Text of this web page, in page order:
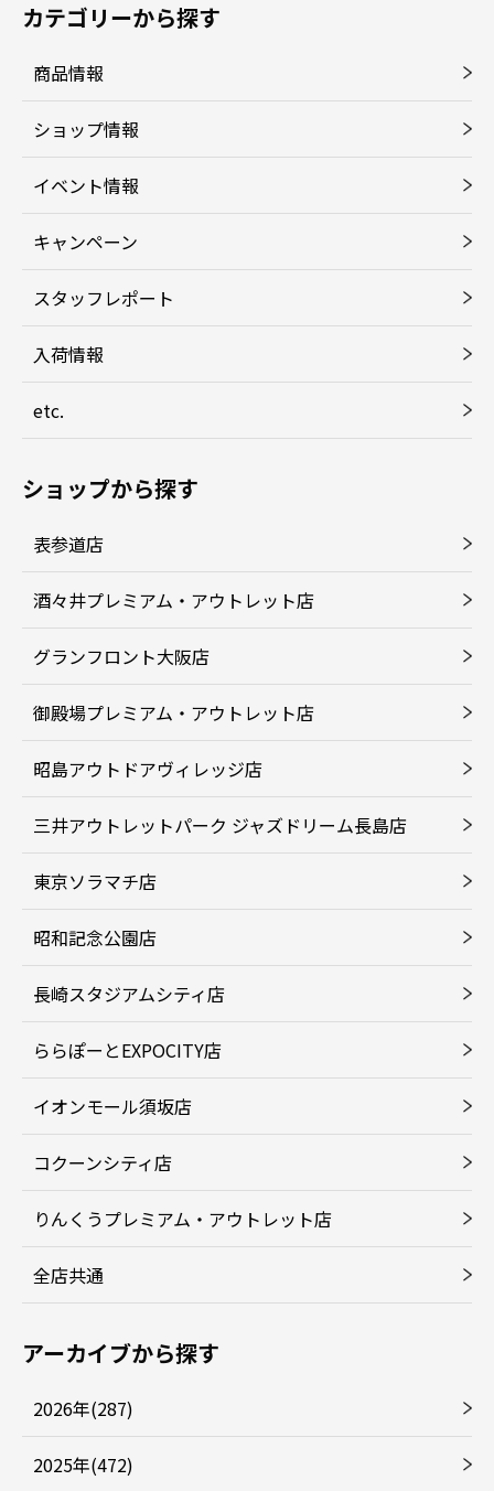
カテゴリーから探す
商品情報
ショップ情報
イベント情報
キャンペーン
スタッフレポート
入荷情報
etc.
ショップから探す
表参道店
酒々井プレミアム・アウトレット店
グランフロント大阪店
御殿場プレミアム・アウトレット店
昭島アウトドアヴィレッジ店
三井アウトレットパーク ジャズドリーム長島店
東京ソラマチ店
昭和記念公園店
長崎スタジアムシティ店
ららぽーとEXPOCITY店
イオンモール須坂店
コクーンシティ店
りんくうプレミアム・アウトレット店
全店共通
アーカイブから探す
2026年(287)
2025年(472)